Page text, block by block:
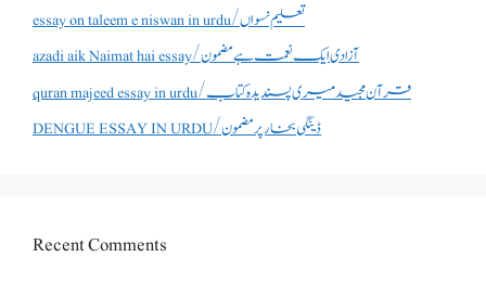
essay on taleem e niswan in urdu/تعلیم نسواں
azadi aik Naimat hai essay/آزادی ایک نعمت ہے مضمون
quran majeed essay in urdu/قرآن مجید میری پسندیدہ کتاب
DENGUE ESSAY IN URDU/ڈینگی بخار پر مضمون
Recent Comments